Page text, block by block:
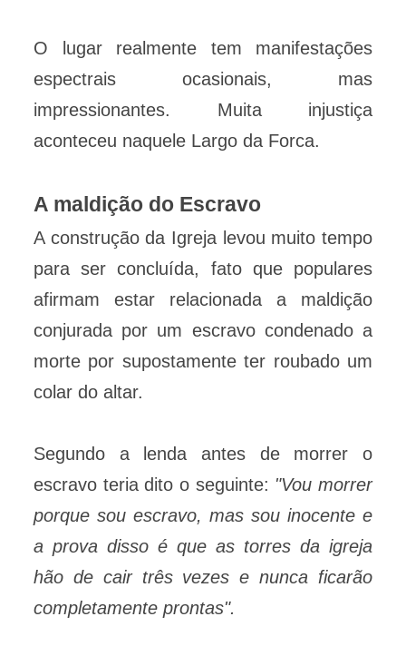
O lugar realmente tem manifestações
espectrais ocasionais, mas
impressionantes. Muita injustiça
aconteceu naquele Largo da Forca.
A maldição do Escravo
A construção da Igreja levou muito tempo
para ser concluída, fato que populares
afirmam estar relacionada a maldição
conjurada por um escravo condenado a
morte por supostamente ter roubado um
colar do altar.
Segundo a lenda antes de morrer o
escravo teria dito o seguinte: "Vou morrer
porque sou escravo, mas sou inocente e
a prova disso é que as torres da igreja
hão de cair três vezes e nunca ficarão
completamente prontas".